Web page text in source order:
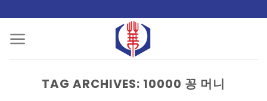
content
TAG ARCHIVES: 10000 꽁 머니